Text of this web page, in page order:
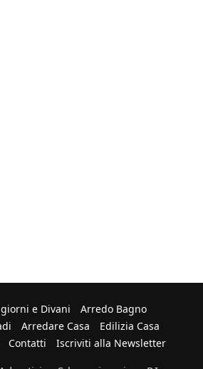
e Divani
Arredo Bagno
Arredare Casa
Edilizia Casa
Contatti Iscriviti alla Newsletter